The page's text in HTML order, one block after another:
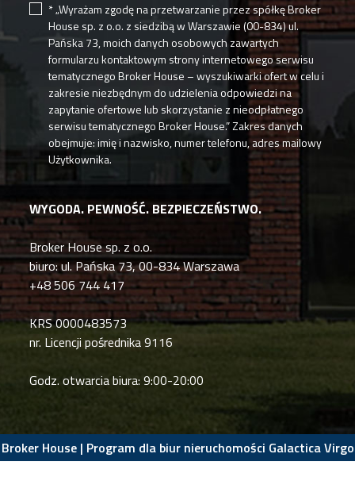
WYGODA. PEWNOŚĆ. BEZPIECZEŃSTWO.
Broker House sp. z o.o.
biuro: ul. Pańska 73, 00-834 Warszawa
+48 506 744 417
KRS 0000483573
nr. Licencji pośrednika 9116
Godz. otwarcia biura: 9:00-20:00
* „Wyrażam zgodę na przetwarzanie przez spółkę Broker
House sp. z o.o. z siedzibą w Warszawie (00-834) ul.
Pańska 73, moich danych osobowych zawartych
formularzu kontaktowym strony internetowego serwisu
tematycznego Broker House – wyszukiwarki ofert w celu i
zakresie niezbędnym do udzielenia odpowiedzi na
zapytanie ofertowe lub skorzystanie z nieodpłatnego
serwisu tematycznego Broker House.” Zakres danych
obejmuje: imię i nazwisko, numer telefonu, adres mailowy
Użytkownika.
Broker House | Program dla biur nieruchomości Galactica Virgo